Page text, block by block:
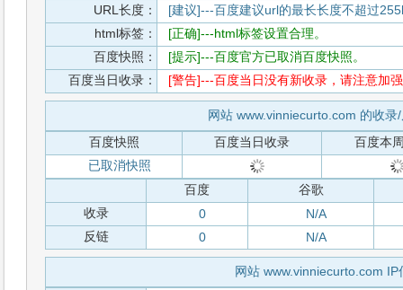
URL长度：
[建议]---百度建议url的最长长度不超过
html标签：
[正确]---html标签设置合理。
百度快照：
[提示]---百度官方已取消百度快照。
百度当日收录：
[警告]---百度当日没有新收录，请注意加
网站 www.vinniecurto.com 的收录
百度快照
百度当日收录
百度本
已取消快照
百度
谷歌
收录
0
N/A
反链
0 N/A
网站 www.vinniecurto.com IP